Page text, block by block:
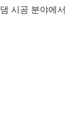
시공 분야에서